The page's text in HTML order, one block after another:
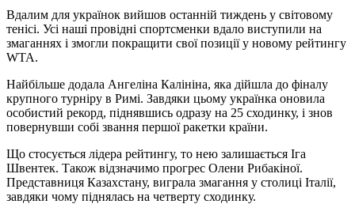
Вдалим для українок вийшов останній тиждень у світовому
тенісі. Усі наші провідні спортсменки вдало виступили на
змаганнях і змогли покращити свої позиції у новому рейтингу
WTA.
Найбільше додала Ангеліна Калініна, яка дійшла до фіналу
крупного турніру в Римі. Завдяки цьому українка оновила
особистий рекорд, піднявшись одразу на 25 сходинку, і знов
повернувши собі звання першої ракетки країни.
Що стосується лідера рейтингу, то нею залишається Іга
Швентек. Також відзначимо прогрес Олени Рибакіної.
Представниця Казахстану, виграла змагання у столиці Італії,
завдяки чому піднялась на четверту сходинку.